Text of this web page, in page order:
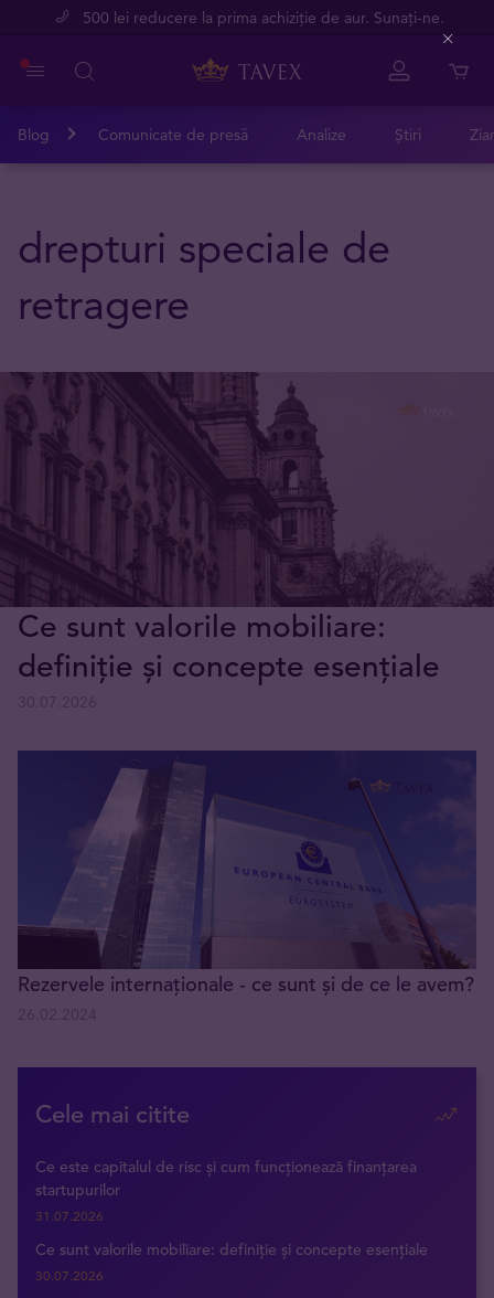
500 lei reducere la prima achiziție de aur. Sunați-ne.
Blog Comunicate de presă Analize Știri
drepturi speciale de
retragere
Ce sunt valorile mobiliare:
definiție și concepte esențiale
Rezervele internaționale - ce sunt și de ce le avem?
Cele mai citite
Ce este capitalul de risc și cum funcționează finanțarea
startupurilor
31.07.2026
Ce sunt valorile mobiliare: definiție și concepte esențiale
30.07.2026
Close